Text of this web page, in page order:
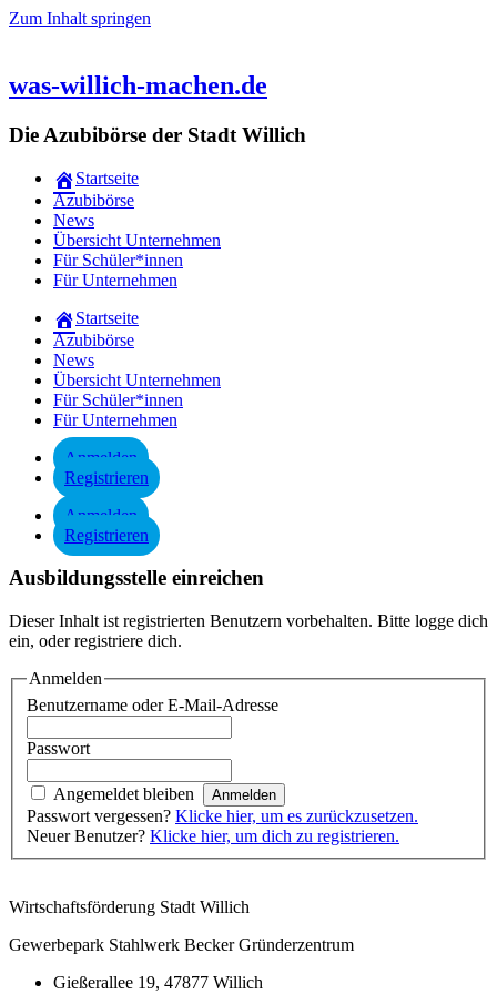
Zum Inhalt springen
was-willich-machen.de
Die Azubibörse der Stadt Willich
Startseite
Azubibörse
News
Übersicht Unternehmen
Für Schüler*innen
Für Unternehmen
Startseite
Azubibörse
News
Übersicht Unternehmen
Für Schüler*innen
Für Unternehmen
Anmelden
Registrieren
Anmelden
Registrieren
Ausbildungsstelle einreichen
Dieser Inhalt ist registrierten Benutzern vorbehalten. Bitte logge dich
ein, oder registriere dich.
Anmelden
Benutzername oder E-Mail-Adresse
Passwort
Angemeldet bleiben
Passwort vergessen? Klicke hier, um es zurückzusetzen.
Neuer Benutzer? Klicke hier, um dich zu registrieren.
Wirtschaftsförderung Stadt Willich
Gewerbepark Stahlwerk Becker Gründerzentrum
Gießerallee 19, 47877 Willich